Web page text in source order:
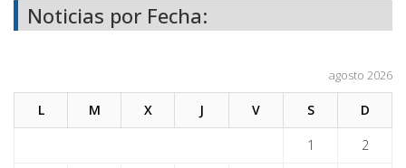
Noticias por Fecha:
agosto 2026
L M X J V S D
1 2